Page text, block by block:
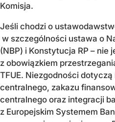
Komisja.
Jeśli chodzi o
w szczególności ustawa o
(NBP) i Konstytucja RP – nie
z obowiązkiem
TFUE. Niezgodności
centralnego, zakazu
centralnego oraz integracji
z Europejskim Systemem